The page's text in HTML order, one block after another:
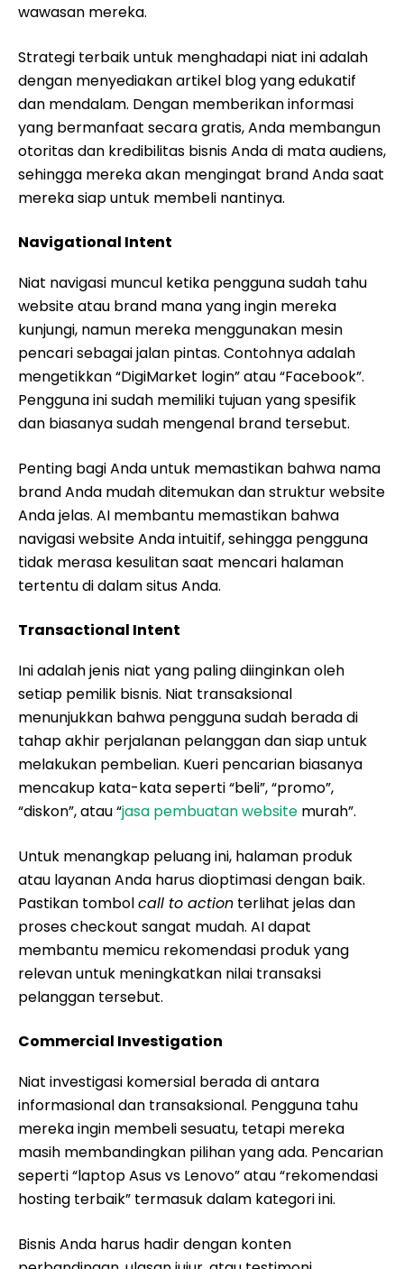
wawasan mereka.
Strategi terbaik untuk menghadapi niat ini adalah
dengan menyediakan artikel blog yang edukatif
dan mendalam. Dengan memberikan informasi
yang bermanfaat secara gratis, Anda membangun
otoritas dan kredibilitas bisnis Anda di mata audiens,
sehingga mereka akan mengingat brand Anda saat
mereka siap untuk membeli nantinya.
Navigational Intent
Niat navigasi muncul ketika pengguna sudah tahu
website atau brand mana yang ingin mereka
kunjungi, namun mereka menggunakan mesin
pencari sebagai jalan pintas. Contohnya adalah
mengetikkan “DigiMarket login” atau “Facebook”.
Pengguna ini sudah memiliki tujuan yang spesifik
dan biasanya sudah mengenal brand tersebut.
Penting bagi Anda untuk memastikan bahwa nama
brand Anda mudah ditemukan dan struktur website
Anda jelas. AI membantu memastikan bahwa
navigasi website Anda intuitif, sehingga pengguna
tidak merasa kesulitan saat mencari halaman
tertentu di dalam situs Anda.
Transactional Intent
Ini adalah jenis niat yang paling diinginkan oleh
setiap pemilik bisnis. Niat transaksional
menunjukkan bahwa pengguna sudah berada di
tahap akhir perjalanan pelanggan dan siap untuk
melakukan pembelian. Kueri pencarian biasanya
mencakup kata-kata seperti “beli”, “promo”,
“diskon”, atau “jasa pembuatan website murah”.
Untuk menangkap peluang ini, halaman produk
atau layanan Anda harus dioptimasi dengan baik.
Pastikan tombolcall to action terlihat jelas dan
proses checkout sangat mudah. AI dapat
membantu memicu rekomendasi produk yang
relevan untuk meningkatkan nilai transaksi
pelanggan tersebut.
Commercial Investigation
Niat investigasi komersial berada di antara
informasional dan transaksional. Pengguna tahu
mereka ingin membeli sesuatu, tetapi mereka
masih membandingkan pilihan yang ada. Pencarian
seperti “laptop Asus vs Lenovo” atau “rekomendasi
hosting terbaik” termasuk dalam kategori ini.
Bisnis Anda harus hadir dengan konten